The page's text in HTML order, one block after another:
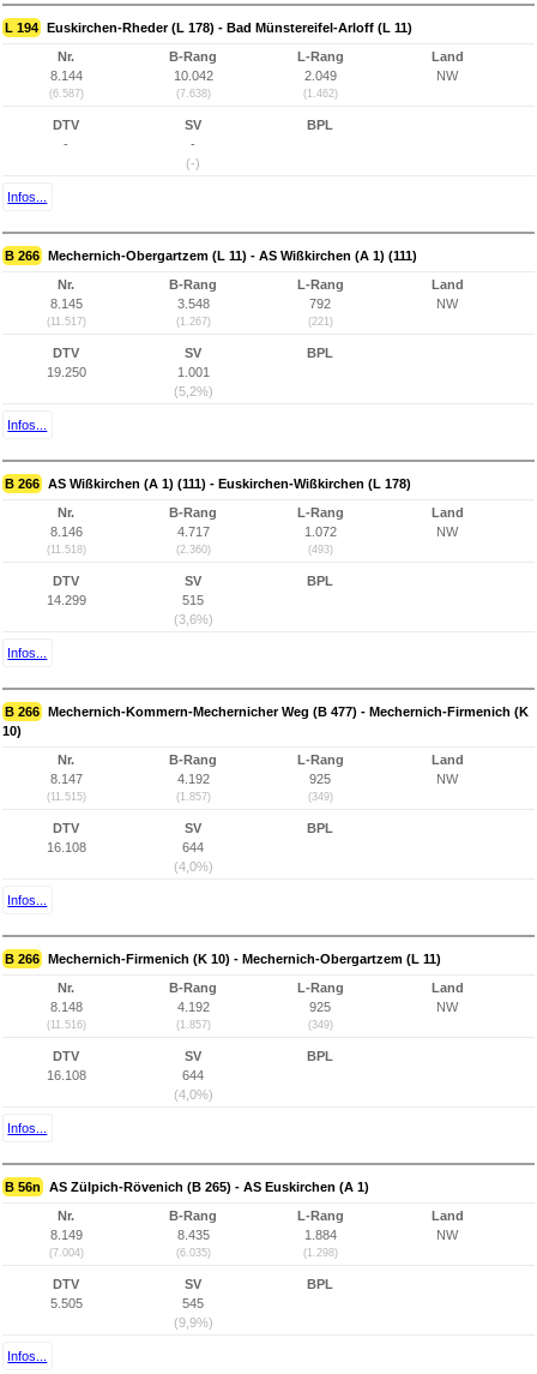
L 194 Euskirchen-Rheder (L 178) - Bad Münstereifel-Arloff (L 11)
Nr.
8.144
(6.587)
B-Rang
10.042
(7.638)
L-Rang
2.049
(1.462)
Land
NW
DTV
-
SV
-
(-)
BPL
Infos...
B 266 Mechernich-Obergartzem (L 11) - AS Wißkirchen (A 1) (111)
Nr.
8.145
(11.517)
B-Rang
3.548
(1.267)
L-Rang
792
(221)
Land
NW
DTV
19.250
SV
1.001
(5,2%)
BPL
Infos...
B 266 AS Wißkirchen (A 1) (111) - Euskirchen-Wißkirchen (L 178)
Nr.
8.146
(11.518)
B-Rang
4.717
(2.360)
L-Rang
1.072
(493)
Land
NW
DTV
14.299
SV
515
(3,6%)
BPL
Infos...
B 266 Mechernich-Kommern-Mechernicher Weg (B 477) - Mechernich-Firmenich (K
10)
Nr.
8.147
(11.515)
B-Rang
4.192
(1.857)
L-Rang
925
(349)
Land
NW
DTV
16.108
SV
644
(4,0%)
BPL
Infos...
B 266 Mechernich-Firmenich (K 10) - Mechernich-Obergartzem (L 11)
Nr.
8.148
(11.516)
B-Rang
4.192
(1.857)
L-Rang
925
(349)
Land
NW
DTV
16.108
SV
644
(4,0%)
BPL
Infos...
B 56n AS Zülpich-Rövenich (B 265) - AS Euskirchen (A 1)
Nr.
8.149
(7.004)
B-Rang
8.435
(6.035)
L-Rang
1.884
(1.298)
Land
NW
DTV
5.505
SV
545
(9,9%)
BPL
Infos...